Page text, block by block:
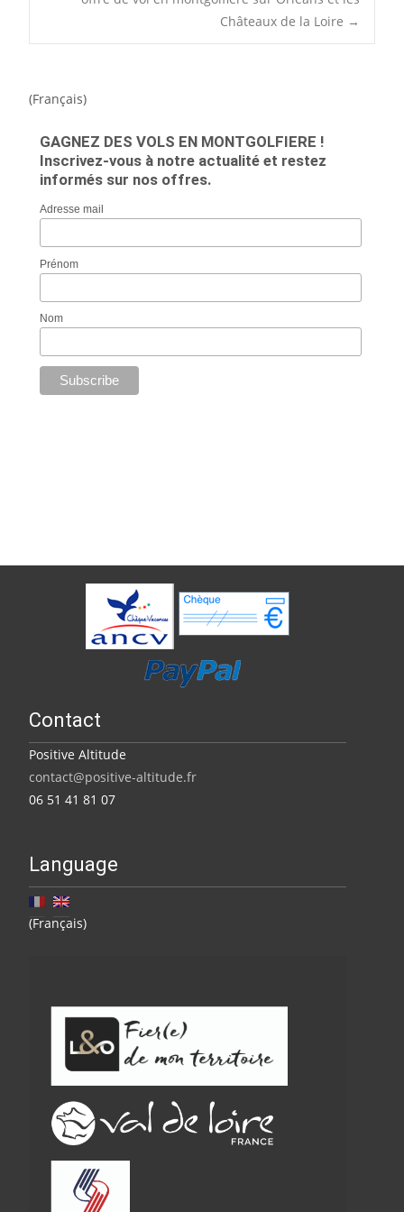
Châteaux de la Loire →
(Français)
GAGNEZ DES VOLS EN MONTGOLFIERE !
Inscrivez-vous à notre actualité et restez
informés sur nos offres.
Adresse mail
Prénom
Nom
Contact
Positive Altitude
contact@positive-altitude.fr
06 51 41 81 07
Language
(Français)